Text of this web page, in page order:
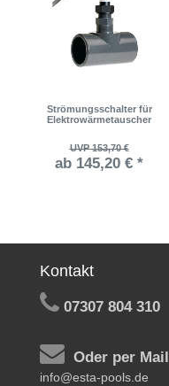
Strömungsschalter für
Elektrowärmetauscher
UVP 153,70 €
ab 145,20 € *
Kontakt
07307 804 310
Oder per Mail
info@esta-pools.de